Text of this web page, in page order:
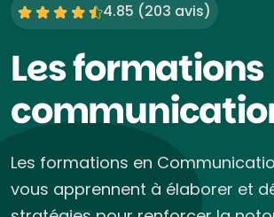
4.85 (203 avis)
Les formations
Les formations en
vous apprennent à élaborer et